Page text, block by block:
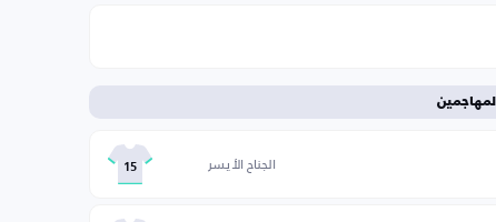
المهاجمين
الجناح الأيسر 15